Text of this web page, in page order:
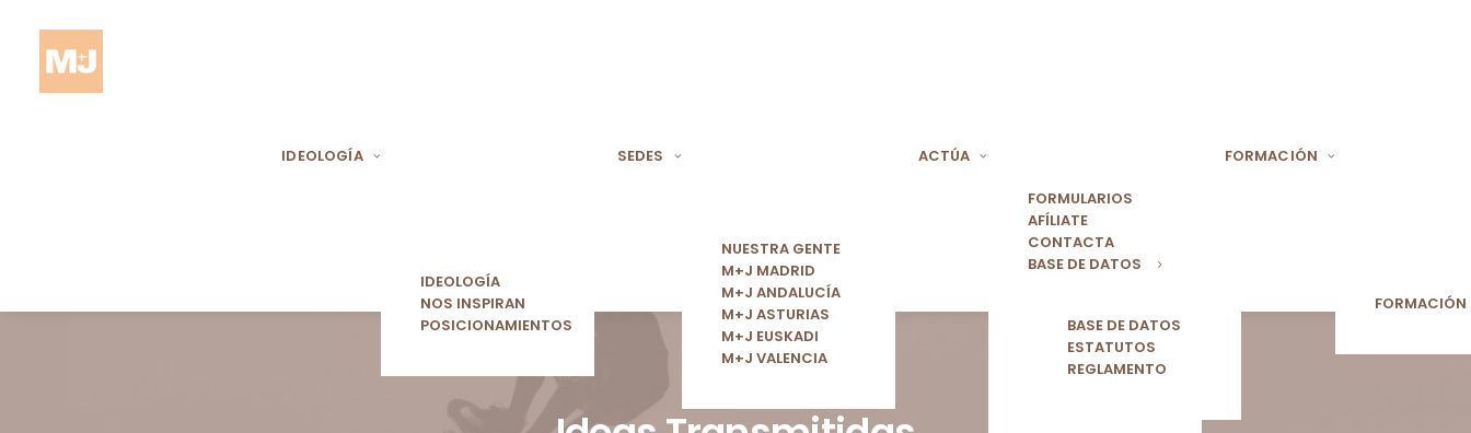
IDEOLOGÍA
IDEOLOGÍA
NOS INSPIRAN
POSICIONAMIENTOS
SEDES
NUESTRA GENTE
M+J MADRID
M+J ANDALUCÍA
M+J ASTURIAS
M+J EUSKADI
M+J VALENCIA
ACTÚA
FORMULARIOS
AFÍLIATE
CONTACTA
BASE DE DATOS
BASE DE DATOS
ESTATUTOS
REGLAMENTO
FORMACIÓN
FORMACIÓN